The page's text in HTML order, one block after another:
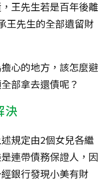
王先生若是百年後離
王先生的全部遺留財
心的地方，該怎麼避
部拿去還債呢？
決
規定由2個女兒各繼
連帶債務保證人，因
銀行發現小美有財